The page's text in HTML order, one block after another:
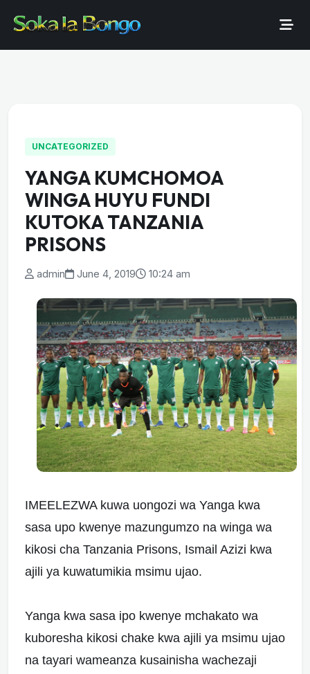
UNCATEGORIZED
YANGA KUMCHOMOA
WINGA HUYU FUNDI
KUTOKA TANZANIA
PRISONS
admin June 4, 2019 10:24 am
IMEELEZWA kuwa uongozi wa Yanga kwa
sasa upo kwenye mazungumzo na winga wa
kikosi cha Tanzania Prisons, Ismail Azizi kwa
ajili ya kuwatumikia msimu ujao.
Yanga kwa sasa ipo kwenye mchakato wa
kuboresha kikosi chake kwa ajili ya msimu ujao
na tayari wameanza kusainisha wachezaji